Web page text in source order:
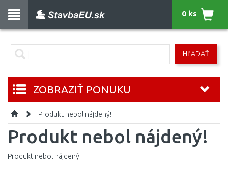
HĽADAŤ
0 ks
ZOBRAZIŤ PONUKU
Produkt nebol nájdený!
Produkt nebol nájdený!
Produkt nebol nájdený!